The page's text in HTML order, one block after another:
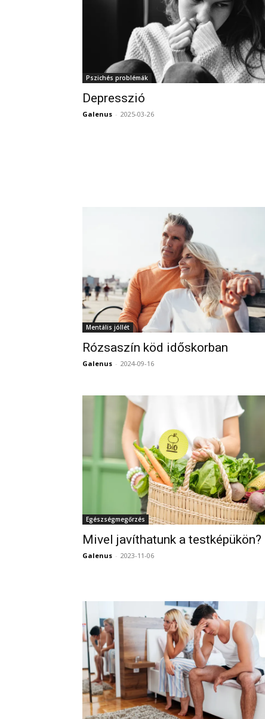
Pszichés problémák
Depresszió
Galenus - 2025-03-26
Mentális jóllét
Rózsaszín köd időskorban
Galenus - 2024-09-16
Egészségmegőrzés
Mivel javíthatunk a testképükön?
Galenus - 2023-11-06